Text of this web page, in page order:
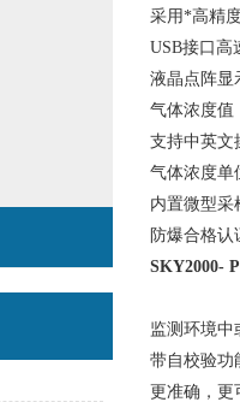
采用*高精
USB接口高
液晶点阵显
气体浓度值
支持中英文
气体浓度单
内置微型采
防爆合格认
SKY2000-
监测环境中
带自校验功
更准确，更